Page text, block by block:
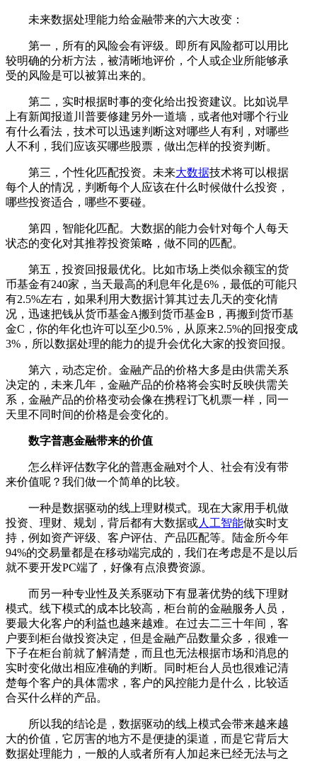
未来数据处理能力给金融带来的六大改变：
第一，所有的风险会有评级。即所有风险都可以用比
较明确的分析方法，被清晰地评价，个人或企业所能够承
受的风险是可以被算出来的。
第二，实时根据时事的变化给出投资建议。比如说早
上有新闻报道川普要修建另外一道墙，或者他对哪个行业
有什么看法，技术可以迅速判断这对哪些人有利，对哪些
人不利，我们应该买哪些股票，做出怎样的投资判断。
第三，个性化匹配投资。未来大数据技术将可以根据
每个人的情况，判断每个人应该在什么时候做什么投资，
哪些投资适合，哪些不要碰。
第四，智能化匹配。大数据的能力会针对每个人每天
状态的变化对其推荐投资策略，做不同的匹配。
第五，投资回报最优化。比如市场上类似余额宝的货
币基金有240家，当天最高的利息年化是6%，最低的可能只
有2.5%左右，如果利用大数据计算其过去几天的变化情
况，迅速把钱从货币基金A搬到货币基金B，再搬到货币基
金C，你的年化也许可以至少0.5%，从原来2.5%的回报变成
3%，所以数据处理的能力的提升会优化大家的投资回报。
第六，动态定价。金融产品的价格大多是由供需关系
决定的，未来几年，金融产品的价格将会实时反映供需关
系，金融产品的价格变动会像在携程订飞机票一样，同一
天里不同时间的价格是会变化的。
数字普惠金融带来的价值
怎么样评估数字化的普惠金融对个人、社会有没有带
来价值呢？我们做一个简单的比较。
一种是数据驱动的线上理财模式。现在大家用手机做
投资、理财、规划，背后都有大数据或人工智能做实时支
持，例如资产评级、客户评估、产品匹配等。陆金所今年
94%的交易量都是在移动端完成的，我们在考虑是不是以后
就不要开发PC端了，好像有点浪费资源。
而另一种专业性及关系驱动下有显著优势的线下理财
模式。线下模式的成本比较高，柜台前的金融服务人员，
要最大化客户的利益也越来越难。在过去二三十年间，客
户要到柜台做投资决定，但是金融产品数量众多，很难一
下子在柜台前就了解清楚，而且也无法根据市场和消息的
实时变化做出相应准确的判断。同时柜台人员也很难记清
楚每个客户的具体需求，客户的风控能力是什么，比较适
合买什么样的产品。
所以我的结论是，数据驱动的线上模式会带来越来越
大的价值，它厉害的地方不是便捷的渠道，而是它背后大
数据处理能力，一般的人或者所有人加起来已经无法与之